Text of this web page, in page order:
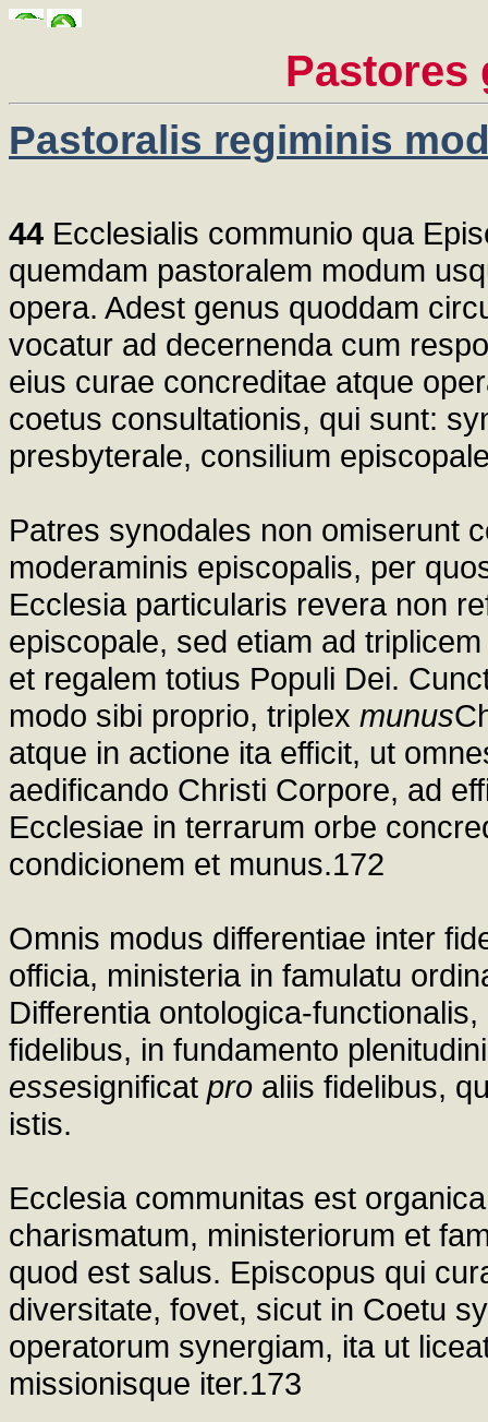
Pastores
Pastoralis regiminis
44 Ecclesialis communio qua
quemdam pastoralem modum
opera. Adest genus quoddam
vocatur ad decernenda cum
eius curae concreditae atque
coetus consultationis, qui sunt:
presbyterale, consilium
Patres synodales non omiserunt
moderaminis episcopalis, per
Ecclesia particularis revera non
episcopale, sed etiam ad
et regalem totius Populi Dei.
modo sibi proprio, triplex munus
atque in actione ita efficit, ut
aedificando Christi Corpore, ad
Ecclesiae in terrarum orbe
condicionem et munus.172
Omnis modus differentiae inter
officia, ministeria in famulatu
Differentia ontologica-
fidelibus, in fundamento
essesignificat pro aliis fidelibus,
istis.
Ecclesia communitas est
charismatum, ministeriorum et
quod est salus. Episcopus qui
diversitate, fovet, sicut in Coetu
operatorum synergiam, ita ut
missionisque iter.173